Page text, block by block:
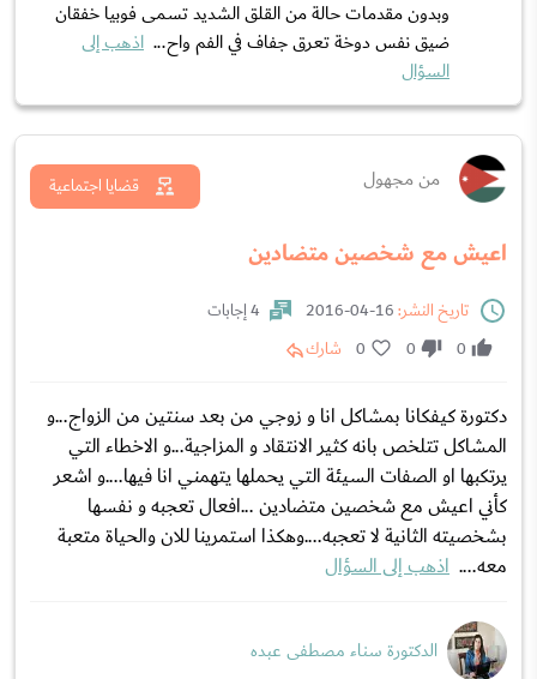
وبدون مقدمات حالة من القلق الشديد تسمى فوبيا خفقان
ضيق نفس دوخة تعرق جفاف في الفم واح... اذهب إلى
السؤال
من مجهول
اعيش مع شخصين متضادين
قضايا اجتماعية
تاريخ النشر:
4 إجابات
0
0
0 شارك
دكتورة كيفكانا بمشاكل انا و زوجي من بعد سنتين من الزواج...و
المشاكل تتلخص بانه كثير الانتقاد و المزاجية...و الاخطاء التي
يرتكبها او الصفات السيئة التي يحملها يتهمني انا فيها....و اشعر
كأني اعيش مع شخصين متضادين ...افعال تعجبه و نفسها
بشخصيته الثانية لا تعجبه....وهكذا استمرينا للان والحياة متعبة
معه.... اذهب إلى السؤال
الدكتورة سناء مصطفى عبده